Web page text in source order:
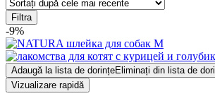
Filtra
-9%
Adaugă la lista de dorințeEliminați din lista de
Vizualizare rapidă